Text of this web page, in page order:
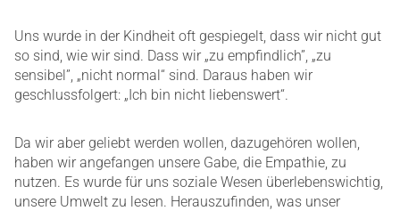
Uns wurde in der Kindheit oft gespiegelt, dass wir nicht gut
so sind, wie wir sind. Dass wir „zu empfindlich”, „zu
sensibel”, „nicht normal“ sind. Daraus haben wir
geschlussfolgert: „Ich bin nicht liebenswert“.
Da wir aber geliebt werden wollen, dazugehören wollen,
haben wir angefangen unsere Gabe, die Empathie, zu
nutzen. Es wurde für uns soziale Wesen überlebenswichtig,
unsere Umwelt zu lesen. Herauszufinden, was unser